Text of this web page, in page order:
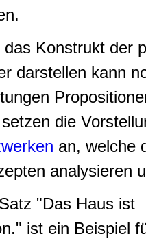
das Konstrukt der
darstellen kann
die
an, welche
analysieren
"Das Haus ist
ist ein Beispiel